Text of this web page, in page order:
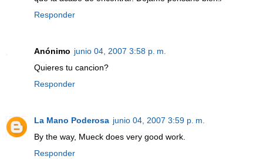
Responder
Anónimo junio 04, 2007 3:58 p. m.
Quieres tu cancion?
Responder
La Mano Poderosa junio 04, 2007 3:59 p. m.
By the way, Mueck does very good work.
Responder